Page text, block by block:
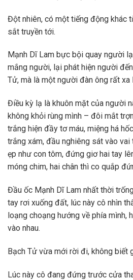
Đột nhiên, có một tiếng động khác
sắt truyền tới.
Mạnh Dĩ Lam bực bội quay người
mắng người, lại phát hiện người
Tử, mà là một người đàn ông rất xa
Điều kỳ lạ là khuôn mặt của người
không khỏi rùng mình – đôi mắt
trắng hiện đầy tơ máu, miệng há
trắng xám, đầu nghiêng sát vào
ẹp như con tôm, đứng giơ hai tay
móng chim, hai chân thì co quắp
Đầu ốc Mạnh Dĩ Lam nhất thời
tay rơi xuống đất, lúc này cô nhìn
loạng choạng hướng về phía mình,
vào nhau.
Bạch Tử vừa mới rời đi, không biết
Lúc này cô đang đứng trước cửa